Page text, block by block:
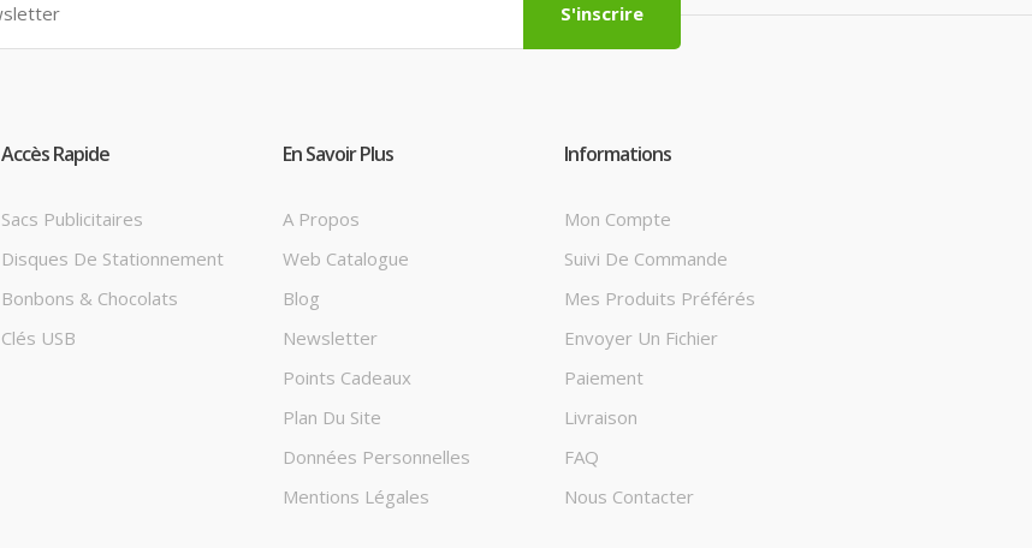
S'inscrire
Accès Rapide
Sacs Publicitaires
Disques De Stationnement
Bonbons & Chocolats
Clés USB
En Savoir Plus
A Propos
Web Catalogue
Blog
Newsletter
Points Cadeaux
Plan Du Site
Données Personnelles
Mentions Légales
Informations
Mon Compte
Suivi De Commande
Mes Produits Préférés
Envoyer Un Fichier
Paiement
Livraison
FAQ
Nous Contacter